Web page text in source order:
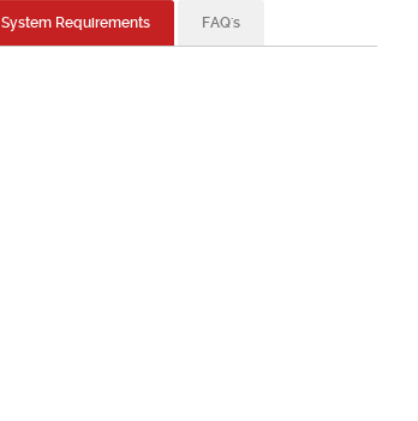
System Requirements FAQ's